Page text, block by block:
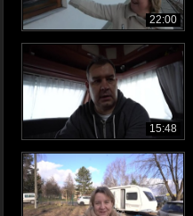
22:00
15:48